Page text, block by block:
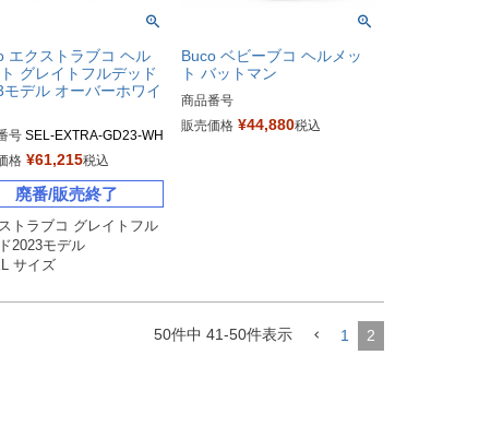
エクストラブコ ヘル
ト グレイトフルデッド
モデル オーバーホワイ
号 SEL-EXTRA-GD23-WH
ブコ）
格 ¥61,215税込
廃番/販売終了
トラブコ グレイトフル
2023モデル
サイズ
Buco ベビーブコ ヘルメッ
ト バットマン
商品番号
販売価格 ¥44,880税込
50件中 41-50件表示 1 2